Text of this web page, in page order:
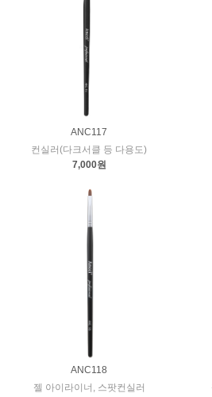
ANC117
컨실러(다크서클 등 다용도)
7,000원
ANC118
젤 아이라이너, 스팟컨실러